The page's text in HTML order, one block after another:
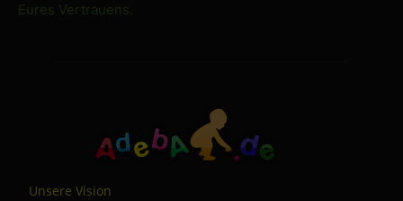
Eures Vertrauens.
Unsere Vision